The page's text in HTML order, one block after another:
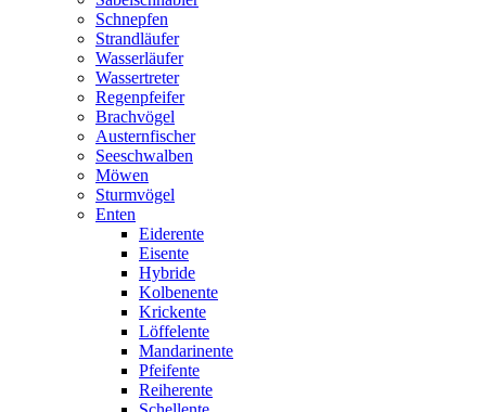
Schnepfen
Strandläufer
Wasserläufer
Wassertreter
Regenpfeifer
Brachvögel
Austernfischer
Seeschwalben
Möwen
Sturmvögel
Enten
Eiderente
Eisente
Hybride
Kolbenente
Krickente
Löffelente
Mandarinente
Pfeifente
Reiherente